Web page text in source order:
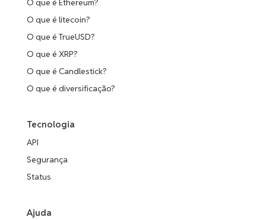
O que é Ethereum?
O que é litecoin?
O que é TrueUSD?
O que é XRP?
O que é Candlestick?
O que é diversificação?
Tecnologia
API
Segurança
Status
Ajuda